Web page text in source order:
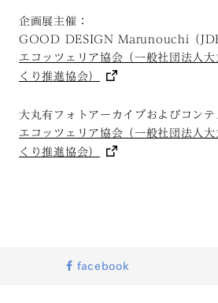
企画展主催：
GOOD DESIGN Marunouchi（JDP
エコッツェリア協会（一般社団法人
くり推進協会）
大丸有フォトアーカイブおよびコンテ
エコッツェリア協会（一般社団法人
くり推進協会）
facebook